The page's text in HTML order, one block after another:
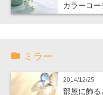
カラーコー
ミラー
2014/12/25
部屋に飾